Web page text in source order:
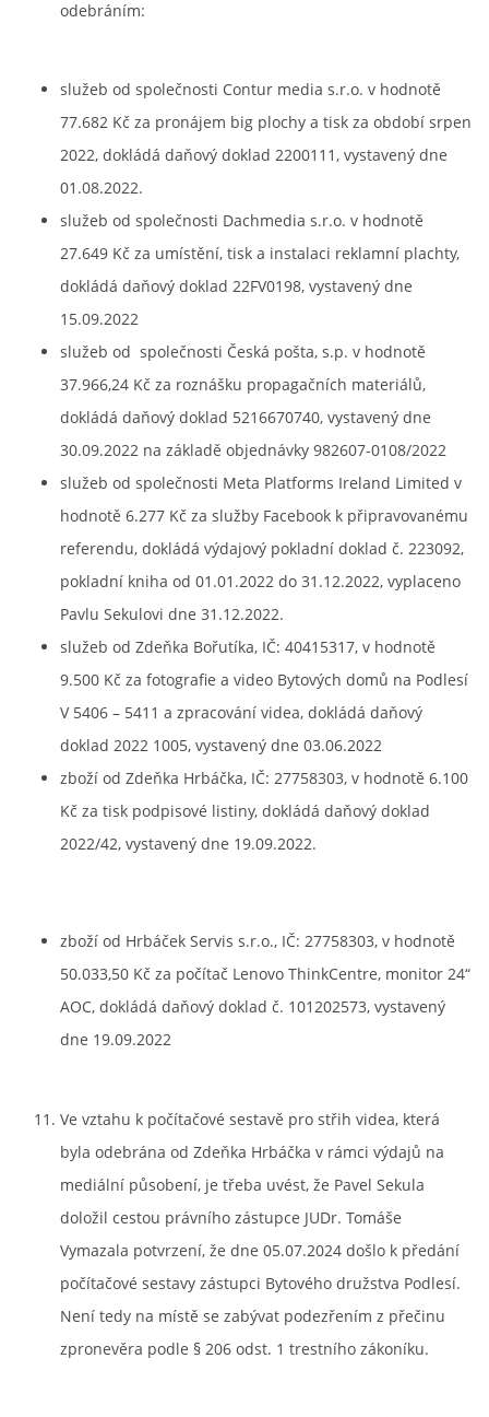
odebráním:
služeb od společnosti Contur media s.r.o. v hodnotě
77.682 Kč za pronájem big plochy a tisk za období srpen
2022, dokládá daňový doklad 2200111, vystavený dne
01.08.2022.
služeb od společnosti Dachmedia s.r.o. v hodnotě
27.649 Kč za umístění, tisk a instalaci reklamní plachty,
dokládá daňový doklad 22FV0198, vystavený dne
15.09.2022
služeb od společnosti Česká pošta, s.p. v hodnotě
37.966,24 Kč za roznášku propagačních materiálů,
dokládá daňový doklad 5216670740, vystavený dne
30.09.2022 na základě objednávky 982607-0108/2022
služeb od společnosti Meta Platforms Ireland Limited v
hodnotě 6.277 Kč za služby Facebook k připravovanému
referendu, dokládá výdajový pokladní doklad č. 223092,
pokladní kniha od 01.01.2022 do 31.12.2022, vyplaceno
Pavlu Sekulovi dne 31.12.2022.
služeb od Zdeňka Bořutíka, IČ: 40415317, v hodnotě
9.500 Kč za fotografie a video Bytových domů na Podlesí
V 5406 – 5411 a zpracování videa, dokládá daňový
doklad 2022 1005, vystavený dne 03.06.2022
zboží od Zdeňka Hrbáčka, IČ: 27758303, v hodnotě 6.100
Kč za tisk podpisové listiny, dokládá daňový doklad
2022/42, vystavený dne 19.09.2022.
zboží od Hrbáček Servis s.r.o., IČ: 27758303, v hodnotě
50.033,50 Kč za počítač Lenovo ThinkCentre, monitor 24“
AOC, dokládá daňový doklad č. 101202573, vystavený
dne 19.09.2022
Ve vztahu k počítačové sestavě pro střih videa, která
byla odebrána od Zdeňka Hrbáčka v rámci výdajů na
mediální působení, je třeba uvést, že Pavel Sekula
doložil cestou právního zástupce JUDr. Tomáše
Vymazala potvrzení, že dne 05.07.2024 došlo k předání
počítačové sestavy zástupci Bytového družstva Podlesí.
Není tedy na místě se zabývat podezřením z přečinu
zpronevěra podle § 206 odst. 1 trestního zákoníku.